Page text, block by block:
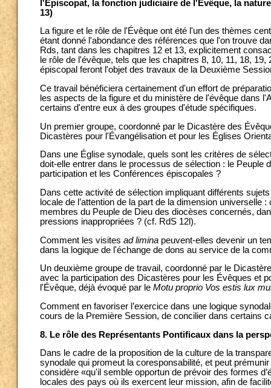
l'Épiscopat, la fonction judiciaire de l'Évêque, la
13)
La figure et le rôle de l'Évêque ont été l'un des thèmes
étant donné l'abondance des références que l'on trouve
Rds, tant dans les chapitres 12 et 13, explicitement
le rôle de l'évêque, tels que les chapitres 8, 10, 11, 18,
épiscopal feront l'objet des travaux de la Deuxième
Ce travail bénéficiera certainement d'un effort de
les aspects de la figure et du ministère de l'évêque dans
certains d'entre eux à des groupes d'étude spécifiques.
Un premier groupe, coordonné par le Dicastère des
Dicastères pour l'Évangélisation et pour les Églises
Dans une Église synodale, quels sont les critères de
doit-elle entrer dans le processus de sélection : le
participation et les Conférences épiscopales ?
Dans cette activité de sélection impliquant différents
locale de l’attention de la part de la dimension
membres du Peuple de Dieu des diocèses concernés,
pressions inappropriées ? (cf. RdS 12l).
Comment les visites ad limina peuvent-elles devenir un
dans la logique de l'échange de dons au service de la
Un deuxième groupe de travail, coordonné par le
avec la participation des Dicastères pour les Évêques et
l'Évêque, déjà évoqué par le Motu proprio Vos estis lux
Comment en favoriser l’exercice dans une logique
cours de la Première Session, de concilier dans certains
8. Le rôle des Représentants Pontificaux dans la
Dans le cadre de la proposition de la culture de la
synodale qui promeut la coresponsabilité, et peut
considère «qu'il semble opportun de prévoir des formes
locales des pays où ils exercent leur mission, afin de